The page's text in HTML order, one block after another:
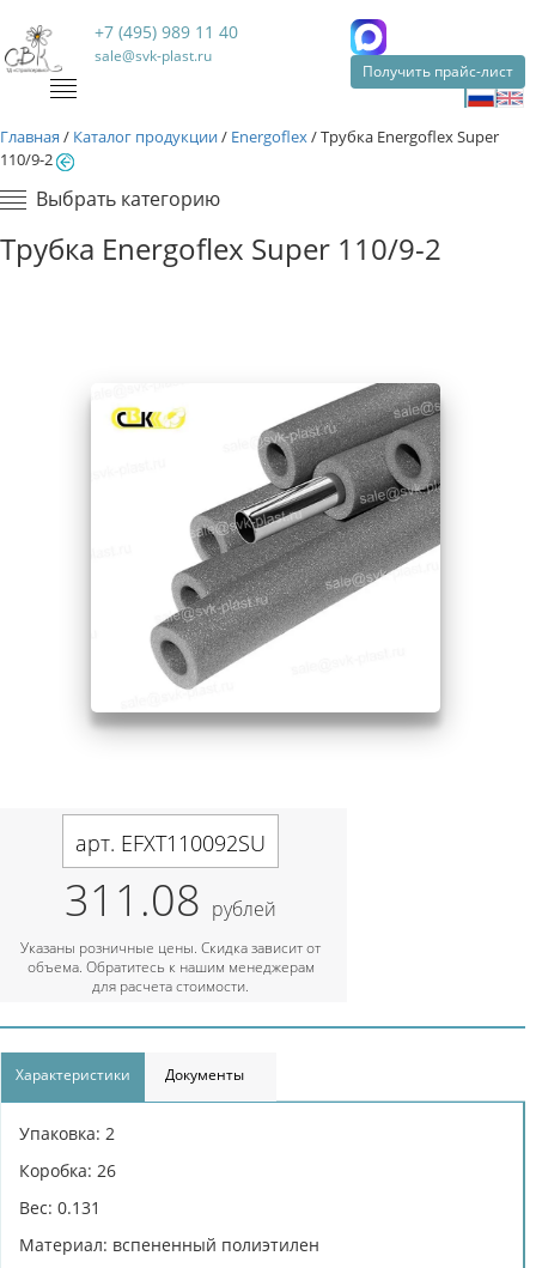
+7 (495) 989 11 40
sale@svk-plast.ru
Получить прайс-лист
Главная / Каталог продукции/ Energoflex/Трубка Energoflex Super
110/9-2
Выбрать категорию
Трубка Energoflex Super 110/9-2
арт. EFXT110092SU
311.08 рублей
Указаны розничные цены. Скидка зависит от
объема. Обратитесь к нашим менеджерам
для расчета стоимости.
Характеристики Документы
Упаковка: 2
Коробка: 26
Вес: 0.131
Материал: вспененный полиэтилен